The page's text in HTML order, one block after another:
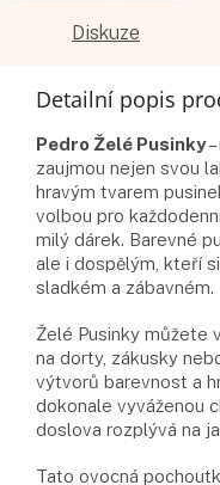
Diskuze
Detailní popis
Pedro Želé Pusinky–
zaujmou nejen svou
hravým tvarem
volbou pro
milý dárek. Barevné
ale i dospělým, kteří
sladkém a zábavném.
Želé Pusinky můžete
na dorty, zákusky
výtvorů barevnost a
dokonale vyváženou
doslova rozplývá na
Tato ovocná